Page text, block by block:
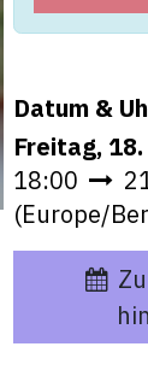
Datum &
Freitag,
18:00
(Europe/